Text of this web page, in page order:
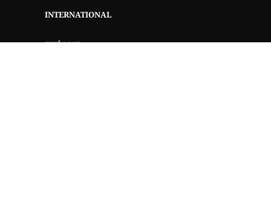
INTERNATIONAL
THÉORIE